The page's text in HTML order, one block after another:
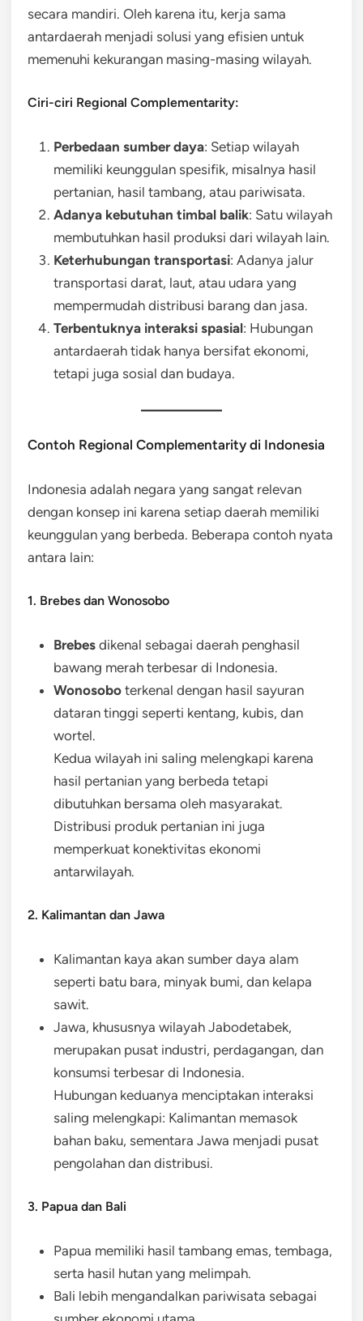
secara mandiri. Oleh karena itu, kerja sama
antardaerah menjadi solusi yang efisien untuk
memenuhi kekurangan masing-masing wilayah.
Ciri-ciri Regional Complementarity:
Perbedaan sumber daya: Setiap wilayah
memiliki keunggulan spesifik, misalnya hasil
pertanian, hasil tambang, atau pariwisata.
Adanya kebutuhan timbal balik: Satu wilayah
membutuhkan hasil produksi dari wilayah lain.
Keterhubungan transportasi: Adanya jalur
transportasi darat, laut, atau udara yang
mempermudah distribusi barang dan jasa.
Terbentuknya interaksi spasial: Hubungan
antardaerah tidak hanya bersifat ekonomi,
tetapi juga sosial dan budaya.
Contoh Regional Complementarity di Indonesia
Indonesia adalah negara yang sangat relevan
dengan konsep ini karena setiap daerah memiliki
keunggulan yang berbeda. Beberapa contoh nyata
antara lain:
1. Brebes dan Wonosobo
Brebes dikenal sebagai daerah penghasil
bawang merah terbesar di Indonesia.
Wonosobo terkenal dengan hasil sayuran
dataran tinggi seperti kentang, kubis, dan
wortel.
Kedua wilayah ini saling melengkapi karena
hasil pertanian yang berbeda tetapi
dibutuhkan bersama oleh masyarakat.
Distribusi produk pertanian ini juga
memperkuat konektivitas ekonomi
antarwilayah.
2. Kalimantan dan Jawa
Kalimantan kaya akan sumber daya alam
seperti batu bara, minyak bumi, dan kelapa
sawit.
Jawa, khususnya wilayah Jabodetabek,
merupakan pusat industri, perdagangan, dan
konsumsi terbesar di Indonesia.
Hubungan keduanya menciptakan interaksi
saling melengkapi: Kalimantan memasok
bahan baku, sementara Jawa menjadi pusat
pengolahan dan distribusi.
3. Papua dan Bali
Papua memiliki hasil tambang emas, tembaga,
serta hasil hutan yang melimpah.
Bali lebih mengandalkan pariwisata sebagai